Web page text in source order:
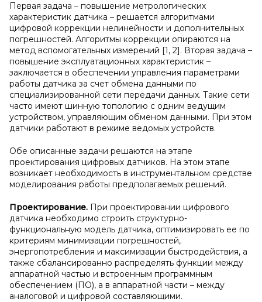
Первая задача – повышение метрологических
характеристик датчика – решается алгоритмами
цифровой коррекции нелинейности и дополнительных
погрешностей. Алгоритмы коррекции опираются на
метод вспомогательных измерений [1, 2]. Вторая задача –
повышение эксплуатационных характеристик –
заключается в обеспечении управления параметрами
работы датчика за счет обмена данными по
специализированной сети передачи данных. Такие сети
часто имеют шинную топологию с одним ведущим
устройством, управляющим обменом данными. При этом
датчики работают в режиме ведомых устройств.
Обе описанные задачи решаются на этапе
проектирования цифровых датчиков. На этом этапе
возникает необходимость в инструментальном средстве
моделирования работы предполагаемых решений.
Проектирование. При проектировании цифрового
датчика необходимо строить структурно-
функциональную модель датчика, оптимизировать ее по
критериям минимизации погрешностей,
энергопотребления и максимизации быстродействия, а
также сбалансированно распределять функции между
аппаратной частью и встроенным программным
обеспечением (ПО), а в аппаратной части – между
аналоговой и цифровой составляющими.